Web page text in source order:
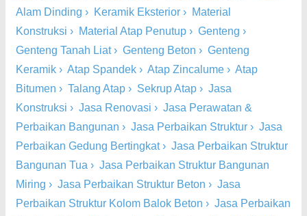
Alam Dinding › Keramik Eksterior › Material
Konstruksi › Material Atap Penutup › Genteng ›
Genteng Tanah Liat› Genteng Beton › Genteng
Keramik › Atap Spandek › Atap Zincalume › Atap
Bitumen › Talang Atap › Sekrup Atap › Jasa
Konstruksi › Jasa Renovasi › Jasa Perawatan &
Perbaikan Bangunan › Jasa Perbaikan Struktur › Jasa
Perbaikan Gedung Bertingkat› Jasa Perbaikan Struktur
Bangunan Tua › Jasa Perbaikan Struktur Bangunan
Miring › Jasa Perbaikan Struktur Beton › Jasa
Perbaikan Struktur Kolom Balok Beton › Jasa Perbaikan